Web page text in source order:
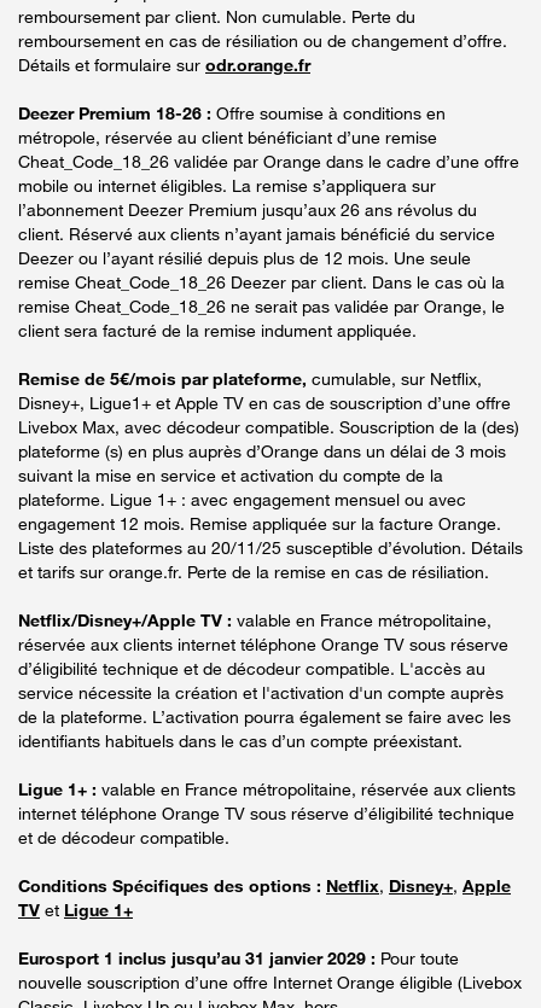
remboursement par client. Non cumulable. Perte du
remboursement en cas de résiliation ou de changement d’offre.
Détails et formulaire sur odr.orange.fr
Deezer Premium 18-26 : Offre soumise à conditions en
métropole, réservée au client bénéficiant d’une remise
Cheat_Code_18_26 validée par Orange dans le cadre d’une offre
mobile ou internet éligibles. La remise s’appliquera sur
l’abonnement Deezer Premium jusqu’aux 26 ans révolus du
client. Réservé aux clients n’ayant jamais bénéficié du service
Deezer ou l’ayant résilié depuis plus de 12 mois. Une seule
remise Cheat_Code_18_26 Deezer par client. Dans le cas où la
remise Cheat_Code_18_26 ne serait pas validée par Orange, le
client sera facturé de la remise indument appliquée.
Remise de 5€/mois par plateforme, cumulable, sur Netflix,
Disney+, Ligue1+ et Apple TV en cas de souscription d’une offre
Livebox Max, avec décodeur compatible. Souscription de la (des)
plateforme (s) en plus auprès d’Orange dans un délai de 3 mois
suivant la mise en service et activation du compte de la
plateforme. Ligue 1+ : avec engagement mensuel ou avec
engagement 12 mois. Remise appliquée sur la facture Orange.
Liste des plateformes au 20/11/25 susceptible d’évolution. Détails
et tarifs sur orange.fr. Perte de la remise en cas de résiliation.
Netflix/Disney+/Apple TV : valable en France métropolitaine,
réservée aux clients internet téléphone Orange TV sous réserve
d’éligibilité technique et de décodeur compatible. L'accès au
service nécessite la création et l'activation d'un compte auprès
de la plateforme. L’activation pourra également se faire avec les
identifiants habituels dans le cas d’un compte préexistant.
Ligue 1+ : valable en France métropolitaine, réservée aux clients
internet téléphone Orange TV sous réserve d’éligibilité technique
et de décodeur compatible.
Conditions Spécifiques des options : Netflix, Disney+, Apple
TV et Ligue 1+
Eurosport 1 inclus jusqu’au 31 janvier 2029 : Pour toute
nouvelle souscription d’une offre Internet Orange éligible (Livebox